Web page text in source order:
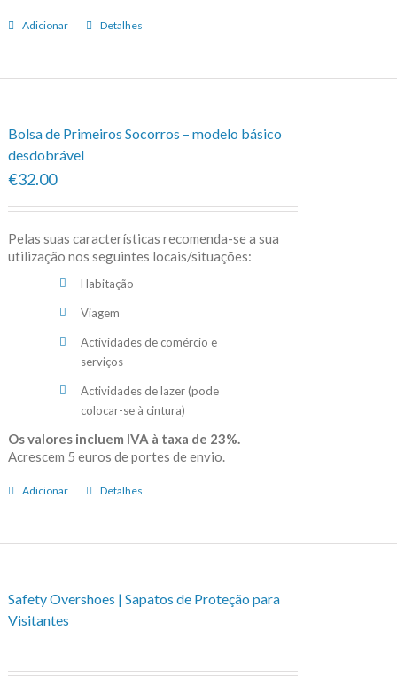
Adicionar Detalhes
Bolsa de Primeiros Socorros – modelo básico
desdobrável
€32.00
Pelas suas características recomenda-se a sua
utilização nos seguintes locais/situações:
Habitação
Viagem
Actividades de comércio e
serviços
Actividades de lazer (pode
colocar-se à cintura)
Os valores incluem IVA à taxa de 23%.
Acrescem 5 euros de portes de envio.
Adicionar Detalhes
Safety Overshoes | Sapatos de Proteção para
Visitantes